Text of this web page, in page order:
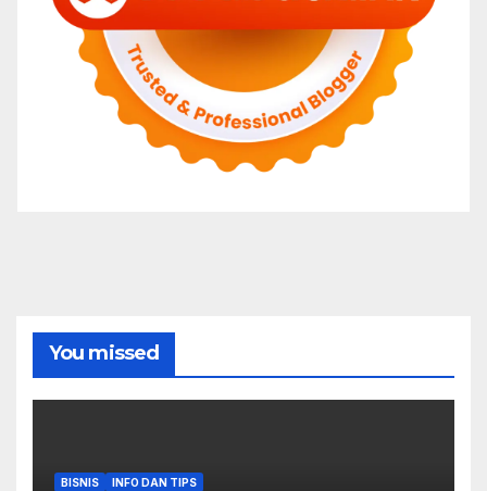
You missed
BISNIS INFO DAN TIPS